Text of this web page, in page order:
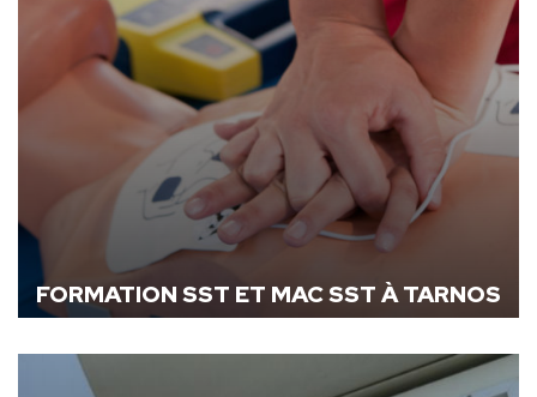
FORMATION SST ET MAC SST À TARNOS